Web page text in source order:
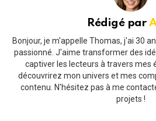
Rédigé par
Bonjour, je m'appelle Thomas, j'ai 30
passionné. J'aime transformer des
captiver les lecteurs à travers mes
découvrirez mon univers et mes
contenu. N'hésitez pas à me
projets !